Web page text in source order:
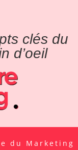
clés du
d’oeil
du Marketing